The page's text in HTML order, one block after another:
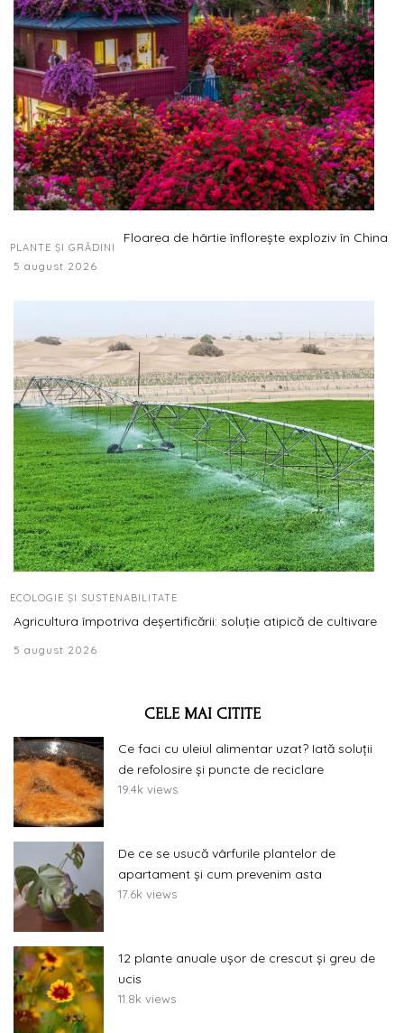
PLANTE ȘI GRĂDINI
Floarea de hârtie înflorește exploziv în China
5 august 2026
ECOLOGIE ȘI SUSTENABILITATE
Agricultura împotriva deșertificării: soluție atipică de cultivare
5 august 2026
CELE MAI CITITE
Ce faci cu uleiul alimentar uzat? Iată soluții
de refolosire și puncte de reciclare
19.4k views
De ce se usucă vârfurile plantelor de
apartament și cum prevenim asta
17.6k views
12 plante anuale ușor de crescut și greu de
ucis
11.8k views